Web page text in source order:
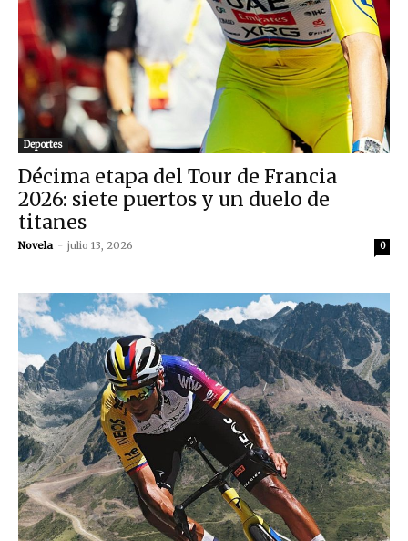
Deportes
Décima etapa del Tour de Francia
2026: siete puertos y un duelo de
titanes
Novela - julio 13, 2026 0